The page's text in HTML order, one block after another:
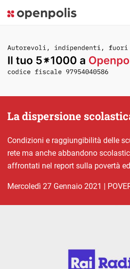
La dispersione
Condizioni e raggiungibilità delle
rete ma anche abbandono
affrontati nel report sulla povertà
mercoledì 27 Gennaio 2021 |